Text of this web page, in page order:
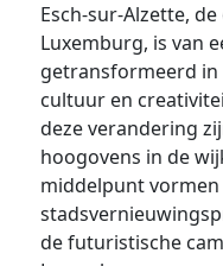
Esch-sur-Alzette,
Luxemburg, is van
getransformeerd
cultuur en
deze verandering
hoogovens in de
middelpunt
de futuristische